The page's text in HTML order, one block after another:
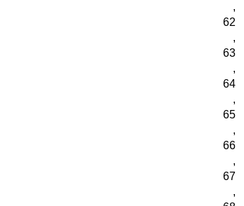
,
62
,
63
,
64
,
65
,
66
,
67
,